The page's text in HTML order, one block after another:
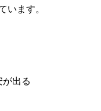
います。
出る